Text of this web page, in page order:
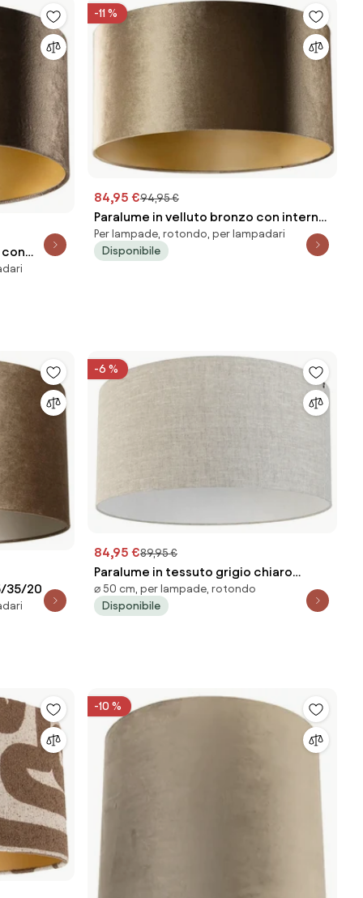
con
-11 %
84,95 €94,95 €
Paralume in velluto bronzo con interno
oro 50/50/25
Per lampade, rotondo, per lampadari
Disponibile
35/20
-6 %
84,95 €89,95 €
Paralume in tessuto grigio chiaro
50/50/25
⌀ 50 cm, per lampade, rotondo
Disponibile
-10 %